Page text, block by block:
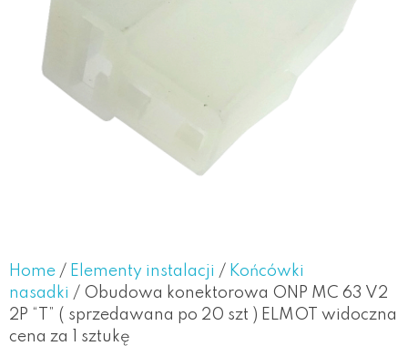
Home / Elementy instalacji / Końcówki
nasadki / Obudowa konektorowa ONP MC 63 V2
2P “T” ( sprzedawana po 20 szt ) ELMOT widoczna
cena za 1 sztukę